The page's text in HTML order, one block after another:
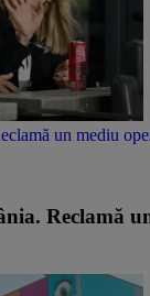
un mediu
Reclamă